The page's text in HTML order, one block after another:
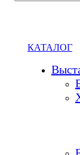
КАТАЛОГ